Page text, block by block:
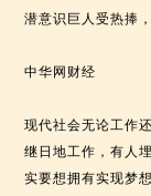
潜意识巨人受热捧
中华网财经
现代社会无论工作
继日地工作，有人
实要想拥有实现梦